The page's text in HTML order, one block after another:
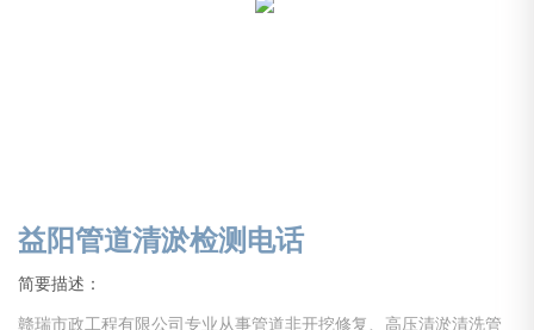
益阳管道清淤检测电话
简要描述：
赣瑞市政工程有限公司专业从事管道非开挖修复、高压清淤清洗管